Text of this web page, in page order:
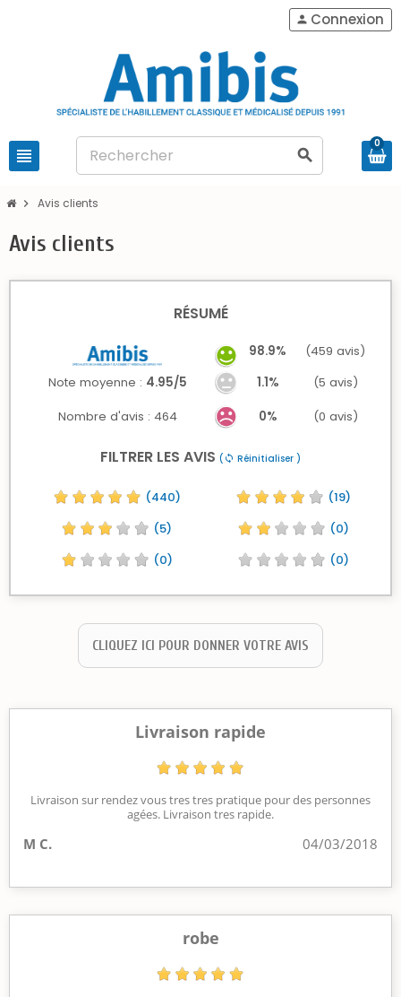
view_headline search
person Connexion
0
chevron_right Avis clients
Avis clients
RÉSUMÉ
98.9%
(459 avis)
Note moyenne : 4.95/5 1.1%
(5 avis)
Nombre d'avis : 464
0% (0 avis)
FILTRER LES AVIS ( sync Réinitialiser )
(440)
(19)
(5)
(0)
(0)
(0)
CLIQUEZ ICI POUR DONNER VOTRE AVIS
Livraison rapide
Livraison sur rendez vous tres tres pratique pour des personnes
agées. Livraison tres rapide.
M C. 04/03/2018
robe